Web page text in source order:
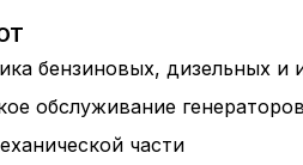
бензиновых, дизельных и
обслуживание генераторов
части